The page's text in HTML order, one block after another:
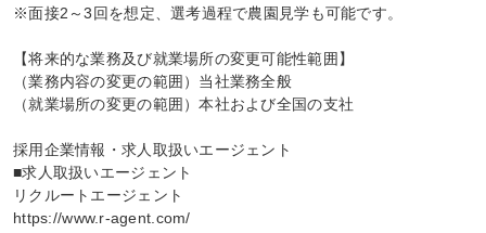
※面接2～3回を想定、選考過程で農園見学も可能です。
【将来的な業務及び就業場所の変更可能性範囲】
（業務内容の変更の範囲）当社業務全般
（就業場所の変更の範囲）本社および全国の支社
採用企業情報・求人取扱いエージェント
■求人取扱いエージェント
リクルートエージェント
https://www.r-agent.com/